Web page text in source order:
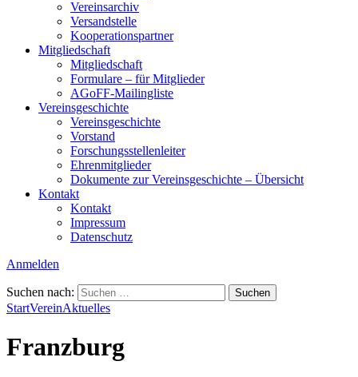
Vereinsarchiv
Versandstelle
Kooperationspartner
Mitgliedschaft
Mitgliedschaft
Formulare – für Mitglieder
AGoFF-Mailingliste
Vereinsgeschichte
Vereinsgeschichte
Vorstand
Forschungsstellenleiter
Ehrenmitglieder
Dokumente zur Vereinsgeschichte – Übersicht
Kontakt
Kontakt
Impressum
Datenschutz
Anmelden
Suchen nach:
StartVereinAktuelles
Franzburg